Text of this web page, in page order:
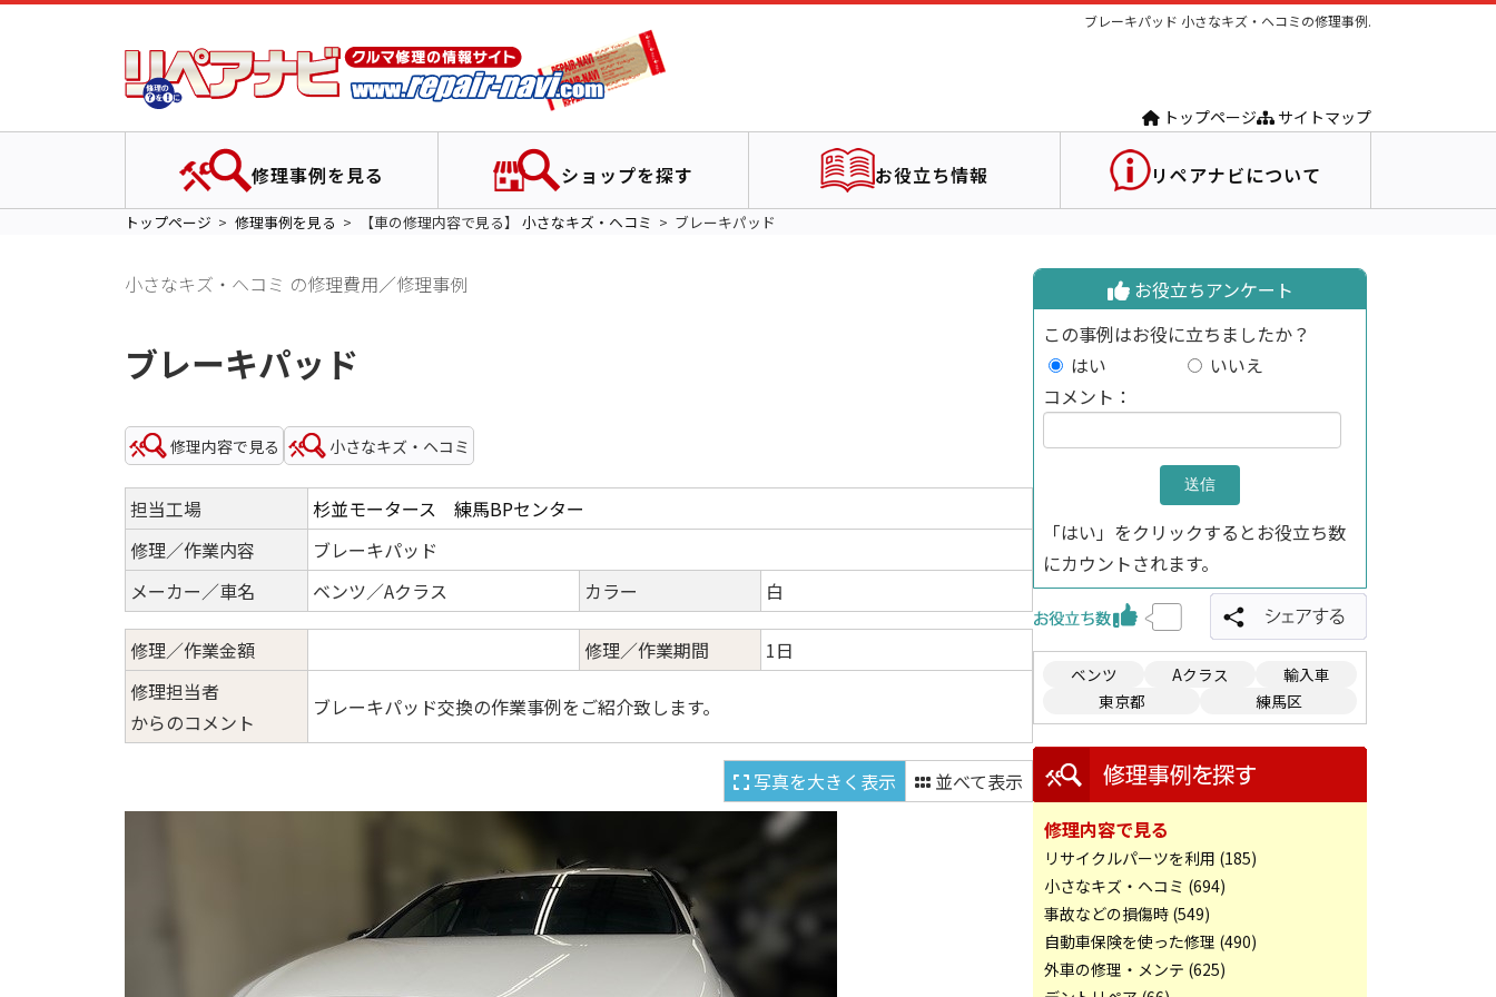
ブレーキパッド 小さなキズ・ヘコミの修理事例.
トップページ サイトマップ
修理事例を見る ショップを探す お役立ち情報 リペアナビについて
トップページ 修理事例を見る 【車の修理内容で見る】 小さなキズ・ヘコミ ブレーキパッド
小さなキズ・ヘコミ の修理費用／修理事例
ブレーキパッド
修理内容で見る 小さなキズ・ヘコミ
担当工場
杉並モータース 練馬BPセンター
修理／作業内容
ブレーキパッド
メーカー／車名
ベンツ／Aクラス カラー 白
修理／作業金額 修理／作業期間
1日
修理担当者
からのコメント
ブレーキパッド交換の作業事例をご紹介致します。
写真を大きく表示 並べて表示
お役立ちアンケート
この事例はお役に立ちましたか？
はい
いいえ
コメント：
「はい」をクリックするとお役立ち数
にカウントされます。
ベンツ Aクラス
輸入車
東京都
練馬区
修理内容で見る
リサイクルパーツを利用 (185)
小さなキズ・ヘコミ (694)
事故などの損傷時 (549)
自動車保険を使った修理 (490)
外車の修理・メンテ (625)